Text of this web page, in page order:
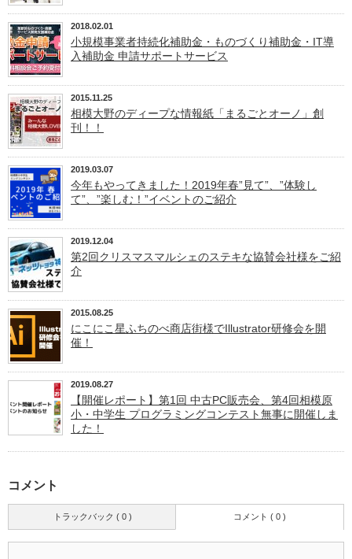
2018.02.01
小規模事業者持続化補助金・ものづくり補助金・IT導
入補助金 申請サポートサービス
2015.11.25
相模大野のディープな情報紙「まるごとオーノ」創
刊！！
2019.03.07
今年もやってきました！2019年春”見て”、”体験し
て”、”楽しむ！”イベントのご紹介
2019.12.04
第2回クリスマスマルシェのステキな協賛会社様をご紹
介
2015.08.25
にこにこ星ふちのべ商店街様でIllustrator研修会を開
催！
2019.08.27
【開催レポート】第1回 中古PC販売会、第4回相模原
小・中学生 プログラミングコンテスト無事に開催しま
した！
コメント
トラックバック ( 0 ) コメント ( 0 )